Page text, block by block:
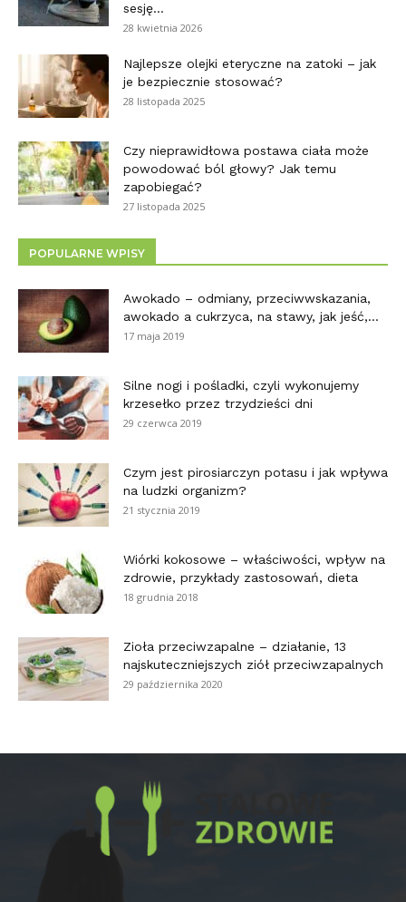
sesję...
28 kwietnia 2026
Najlepsze olejki eteryczne na zatoki – jak
je bezpiecznie stosować?
28 listopada 2025
Czy nieprawidłowa postawa ciała może
powodować ból głowy? Jak temu
zapobiegać?
27 listopada 2025
POPULARNE WPISY
Awokado – odmiany, przeciwwskazania,
awokado a cukrzyca, na stawy, jak jeść,...
17 maja 2019
Silne nogi i pośladki, czyli wykonujemy
krzesełko przez trzydzieści dni
29 czerwca 2019
Czym jest pirosiarczyn potasu i jak wpływa
na ludzki organizm?
21 stycznia 2019
Wiórki kokosowe – właściwości, wpływ na
zdrowie, przykłady zastosowań, dieta
18 grudnia 2018
Zioła przeciwzapalne – działanie, 13
najskuteczniejszych ziół przeciwzapalnych
29 października 2020